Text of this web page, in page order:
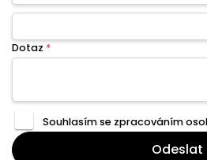
Dotaz *
Souhlasím se zpracováním
Odeslat